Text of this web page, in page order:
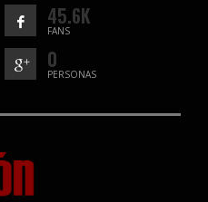
45.6K
FANS
0
PERSONAS